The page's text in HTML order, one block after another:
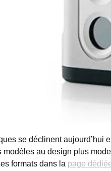
se déclinent aujourd’hui
modèles au design plus
formats dans la page